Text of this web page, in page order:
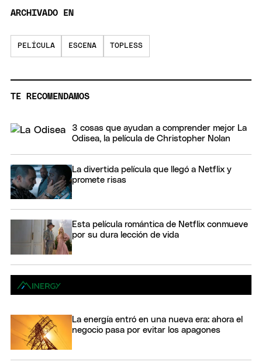
ARCHIVADO EN
PELÍCULA ESCENA TOPLESS
TE RECOMENDAMOS
3 cosas que ayudan a comprender mejor La
Odisea, la película de Christopher Nolan
La divertida película que llegó a Netflix y
promete risas
Esta película romántica de Netflix conmueve
por su dura lección de vida
La energía entró en una nueva era: ahora el
negocio pasa por evitar los apagones